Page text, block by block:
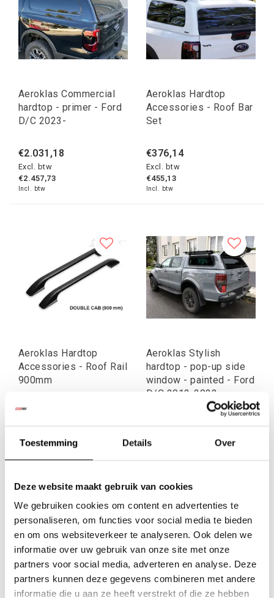
Toestemming Details Over
Deze website maakt gebruik van cookies
We gebruiken cookies om content en advertenties te
personaliseren, om functies voor social media te bieden
en om ons websiteverkeer te analyseren. Ook delen we
informatie over uw gebruik van onze site met onze
partners voor social media, adverteren en analyse. Deze
partners kunnen deze gegevens combineren met andere
informatie die u aan ze heeft verstrekt of die ze hebben
Aeroklas Commercial
hardtop - primer - Ford
D/C 2023-
€2.031,18
Excl. btw
€2.457,73
Incl. btw
Aeroklas Hardtop
Accessories - Roof Bar
Set
€376,14
Excl. btw
€455,13
Incl. btw
Aeroklas Hardtop
Accessories - Roof Rail
900mm
€145,23
€175,73
Incl. btw
Aeroklas Stylish
hardtop - pop-up side
window - painted - Ford
D/C 2012-2022
€3.092,73
Incl. btw